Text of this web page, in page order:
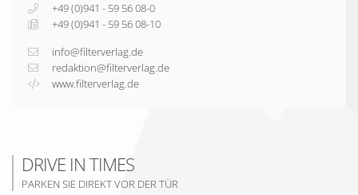
+49 (0)941 - 59 56 08-0
+49 (0)941 - 59 56 08-10
info@filterverlag.de
redaktion@filterverlag.de
www.filterverlag.de
DRIVE IN TIMES
PARKEN SIE DIREKT VOR DER TÜR